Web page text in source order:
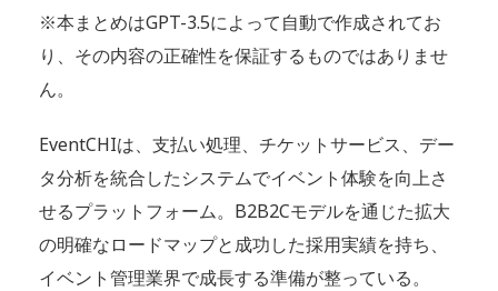
※本まとめはGPT-3.5によって自動で作成されてお
り、その内容の正確性を保証するものではありませ
ん。
EventCHIは、支払い処理、チケットサービス、デー
タ分析を統合したシステムでイベント体験を向上さ
せるプラットフォーム。B2B2Cモデルを通じた拡大
の明確なロードマップと成功した採用実績を持ち、
イベント管理業界で成長する準備が整っている。